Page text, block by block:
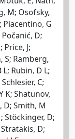
M; Osofsky,
Piacentino, G
D;
Price, J;
S; Ramberg,
L; Rubin, D L;
C;
K; Shatunov,
D; Smith, M
Stöckinger, D;
D;